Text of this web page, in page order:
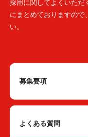
採用に関してよくいただ
にまとめておりますので
い。
募集要項
よくある質問